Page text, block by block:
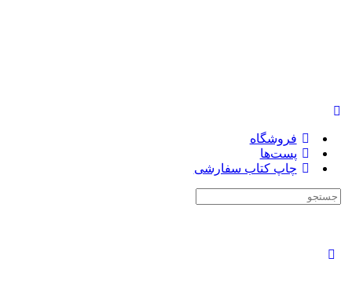
فروشگاه
پست‌ها
چاپ کتاب سفارشی
جستجوی: